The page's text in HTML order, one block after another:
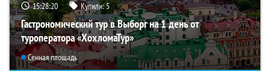
15:28:18 Купили:5
Гастрономический тур в Выборг на 1 день от
туроператора «ХохломаТур»
Сенная площадь